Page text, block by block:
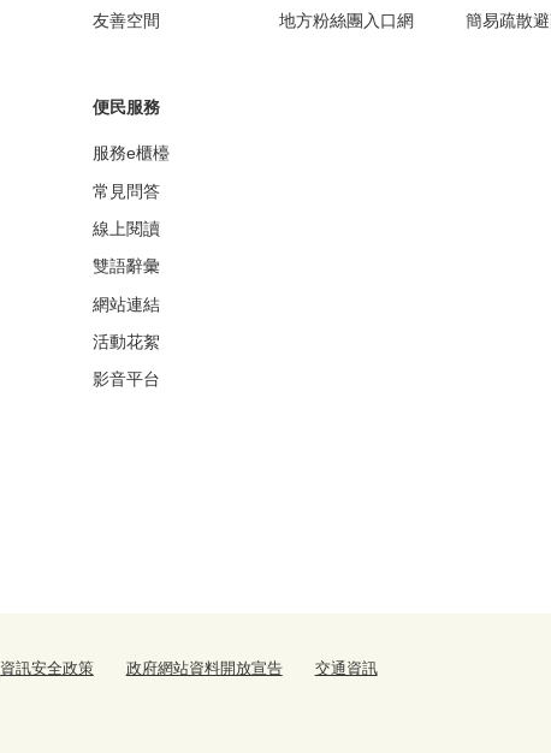
友善空間
地方粉絲團入口網
簡易疏散
便民服務
服務e櫃檯
常見問答
線上閱讀
雙語辭彙
網站連結
活動花絮
影音平台
資訊安全政策 政府網站資料開放宣告 交通資訊